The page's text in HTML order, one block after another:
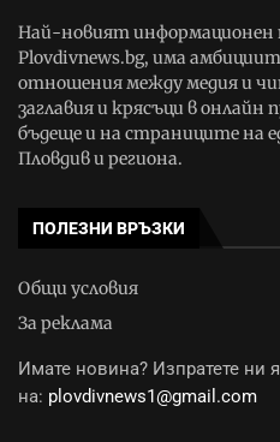
Най-новият информационен
Plovdivnews.bg, има
отношения между медия и
заглавия и крясъци в
бъдеще и на страниците на
Пловдив и региона.
ПОЛЕЗНИ ВРЪЗКИ
Общи условия
За реклама
Имате новина? Изпратете ни я
на: plovdivnews1@gmail.com